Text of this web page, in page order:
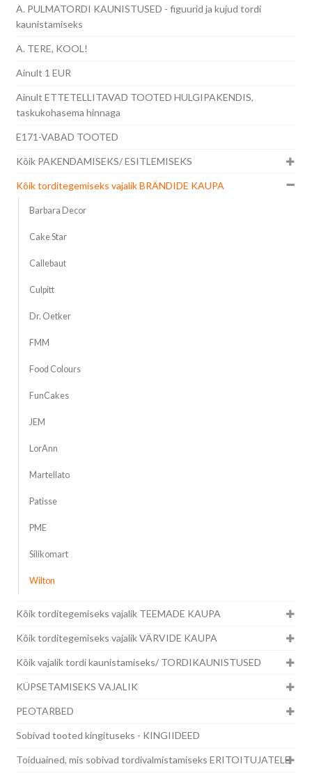
A. PULMATORDI KAUNISTUSED - figuurid ja kujud tordi
kaunistamiseks
A. TERE, KOOL!
Ainult 1 EUR
Ainult ETTETELLITAVAD TOOTED HULGIPAKENDIS,
taskukohasema hinnaga
E171-VABAD TOOTED
Kõik PAKENDAMISEKS/ ESITLEMISEKS
Kõik torditegemiseks vajalik BRÄNDIDE KAUPA
Barbara Decor
Cake Star
Callebaut
Culpitt
Dr. Oetker
FMM
Food Colours
FunCakes
JEM
LorAnn
Martellato
Patisse
PME
Silikomart
Wilton
Kõik torditegemiseks vajalik TEEMADE KAUPA
Kõik torditegemiseks vajalik VÄRVIDE KAUPA
Kõik vajalik tordi kaunistamiseks/ TORDIKAUNISTUSED
KÜPSETAMISEKS VAJALIK
PEOTARBED
Sobivad tooted kingituseks - KINGIIDEED
Toiduained, mis sobivad tordivalmistamiseks ERITOITUJATELE